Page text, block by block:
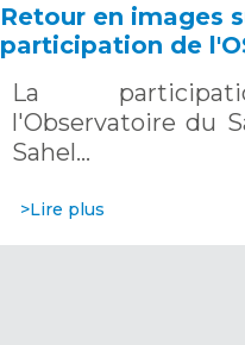
Retour en images
participation de
2024 à Riyad, en
Saoudite
La
l'Observatoire du
Sahel…
>Lire plus